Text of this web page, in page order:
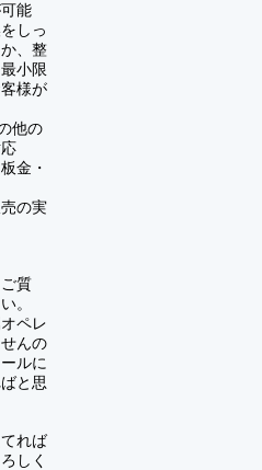
能
しっ
、整
小限
様が
他の
金・
の実
質
。
ペレ
んの
ルに
と思
れば
しく